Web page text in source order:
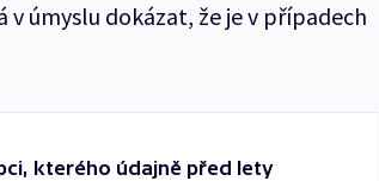
v úmyslu dokázat, že je v případech
kterého údajně před lety